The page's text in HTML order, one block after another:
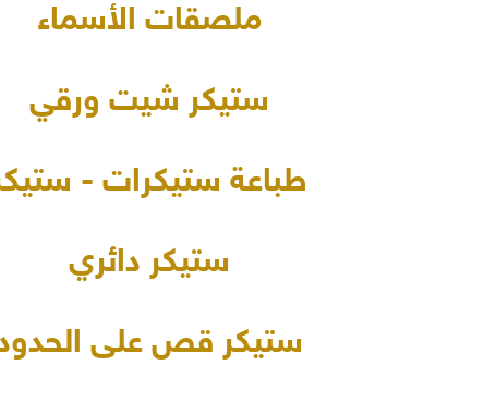
ملصقات الأسماء
ستيكر شيت ورقي
طباعة ستيكرات -
ستيكر دائري
ستيكر قص على